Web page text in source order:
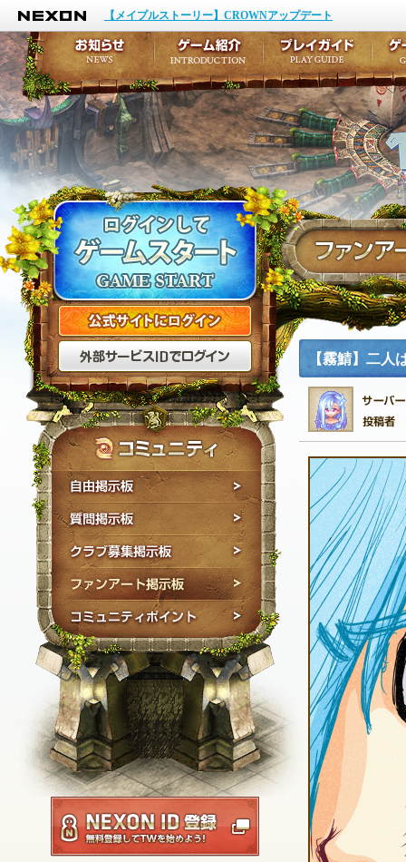
NEXON
【メイプルストーリー】CROWNアップデート
公式サイトにログイン
外部サービスIDでログ
自由掲示板
質問掲示板
クラブ募集掲示板
ファンアート掲示板
コミュニティポイン
NEXON ID登録
【霧鯖】二人
お知らせ
イベント
アップデート
メンテナンス
ゲーム紹介
キャラクター作成
テイルズ初級者講座
ここだけは知ってお